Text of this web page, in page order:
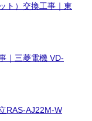
ト）交換工事｜東
｜三菱電機 VD-
RAS-AJ22M-W